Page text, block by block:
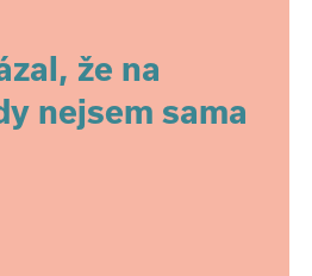
že na
nejsem sama